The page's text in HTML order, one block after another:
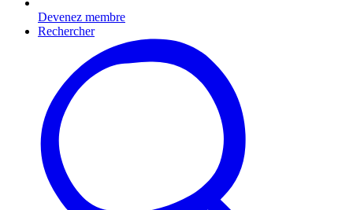
Devenez membre
Rechercher